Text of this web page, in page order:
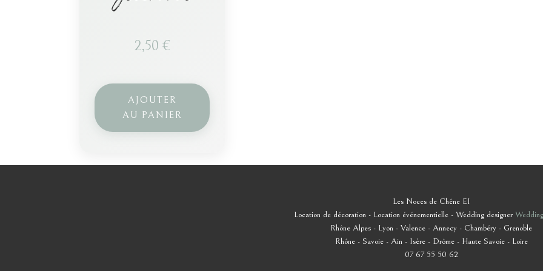
2,50 €
AJOUTER
AU PANIER
Les Noces de Chêne EI
Location de décoration - Location événementielle - Wedding designer
Rhône Alpes - Lyon - Valence - Annecy - Chambéry - Grenoble
Rhône - Savoie - Ain - Isère - Drôme - Haute Savoie - Loire
07 67 55 50 62